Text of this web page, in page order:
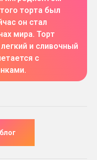
торта был
он стал
мира. Торт
и сливочный
с